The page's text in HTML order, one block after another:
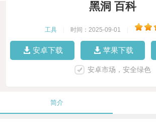
黑洞 百科
工具 时间：2025-09-01
安卓下载 苹果下载
安卓市场，安全绿色
简介